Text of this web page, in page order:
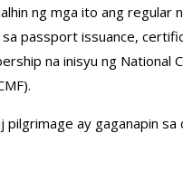
ng mga ito ang regular
passport issuance,
na inisyu ng National
pilgrimage ay gaganapin sa